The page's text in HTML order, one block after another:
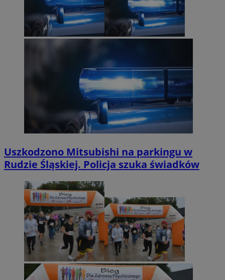
Uszkodzono Mitsubishi na parkingu w
Rudzie Śląskiej. Policja szuka świadków